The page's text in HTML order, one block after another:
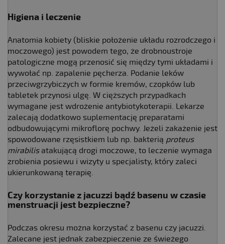
Higiena i leczenie
Anatomia kobiety (bliskie położenie układu rozrodczego i
moczowego) jest powodem tego, że drobnoustroje
patologiczne mogą przenosić się między tymi układami i
wywołać np. zapalenie pęcherza. Podanie leków
przeciwgrzybiczych w formie kremów, czopków lub
tabletek przynosi ulgę. W cięższych przypadkach
wymagane jest wdrożenie antybiotykoterapii. Lekarze
zalecają dodatkowo suplementację preparatami
odbudowującymi mikroflorę pochwy. Jeżeli zakażenie jest
spowodowane rzęsistkiem lub np. bakterią proteus
mirabilisatakującą drogi moczowe, to leczenie wymaga
zrobienia posiewu i wizyty u specjalisty, który zaleci
ukierunkowaną terapię.
Czy korzystanie z jacuzzi bądź basenu w czasie
menstruacji jest bezpieczne?
Podczas okresu można korzystać z basenu czy jacuzzi.
Zalecane jest jednak zabezpieczenie ze świeżego